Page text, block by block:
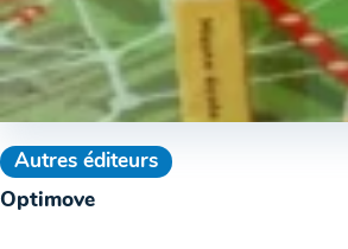
Autres éditeurs
Optimove